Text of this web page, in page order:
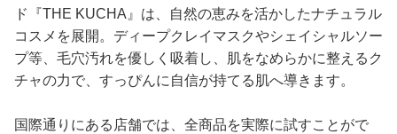
ド『THE KUCHA』は、自然の恵みを活かしたナチュラル
コスメを展開。ディープクレイマスクやシェイシャルソー
プ等、毛穴汚れを優しく吸着し、肌をなめらかに整えるク
チャの力で、すっぴんに自信が持てる肌へ導きます。
国際通りにある店舗では、全商品を実際に試すことがで